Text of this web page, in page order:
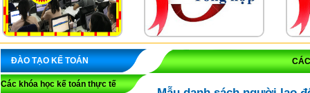
ĐÀO TẠO KẾ TOÁN
Các khóa học kế toán thực tế